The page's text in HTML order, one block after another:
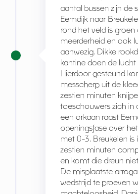
aantal bussen zijn de
Eemdijk naar
rond het veld is groen
meerderheid en ook
aanwezig. Dikke
kantine doen de lucht
Hierdoor gesteund
messcherp uit de
zestien minuten
toeschouwers zich in
een orkaan raast
openingsfase over
met 0-3. Breukelen is
zestien minuten
en komt die dreun
De misplaatste
wedstrijd te proeven